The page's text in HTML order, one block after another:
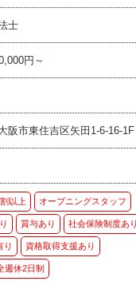
士
円～
阪市東住吉区矢田1-6-16-1F
以上 オープニングスタッフ
賞与あり 社会保険制度あり
り 資格取得支援あり
週休2日制